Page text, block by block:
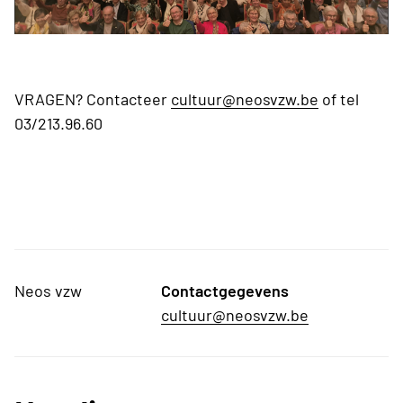
VRAGEN? Contacteer cultuur@neosvzw.be of tel
03/213.96.60
Neos vzw
Contactgegevens
cultuur@neosvzw.be